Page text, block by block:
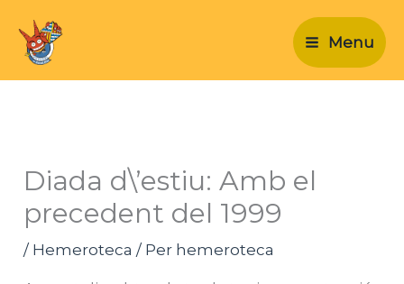
contingut
Menu
Diada d\’estiu: Amb el
precedent del 1999
/ Hemeroteca / Per hemeroteca